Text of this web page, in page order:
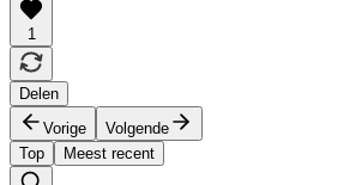
1
Delen
Vorige
Volgende
Top
Meest recent